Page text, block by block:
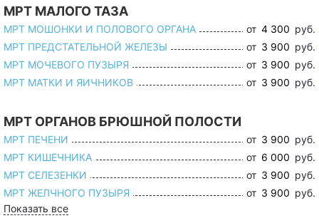
МРТ МАЛОГО ТАЗА
МРТ МОШОНКИ И ПОЛОВОГО ОРГАНА от 4 300 руб.
МРТ ПРЕДСТАТЕЛЬНОЙ ЖЕЛЕЗЫ
от 3 900 руб.
МРТ МОЧЕВОГО ПУЗЫРЯ
от 3 900 руб.
МРТ МАТКИ И ЯИЧНИКОВ
от 3 900 руб.
МРТ ОРГАНОВ БРЮШНОЙ ПОЛОСТИ
МРТ ПЕЧЕНИ от 3 900 руб.
МРТ КИШЕЧНИКА
от 6 000 руб.
МРТ СЕЛЕЗЕНКИ
от 3 900 руб.
МРТ ЖЕЛЧНОГО ПУЗЫРЯ
от 3 900 руб.
Показать все